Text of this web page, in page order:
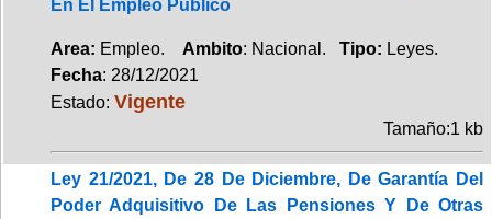
En El Empleo Público
Area: Empleo. Ambito: Nacional. Tipo: Leyes.
Fecha: 28/12/2021
Estado: Vigente
Tamaño:1 kb
Ley 21/2021, De 28 De Diciembre, De Garantía Del
Poder Adquisitivo De Las Pensiones Y De Otras